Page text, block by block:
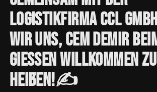
LogistikfirmaCCL
wiruns,CemDemir
Giessenwillkommenzu
heißen!✍️